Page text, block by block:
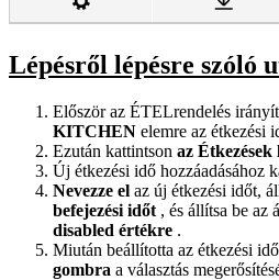
Lépésről lépésre szóló
Először az ÉTELrendelés
KITCHEN elemre az étkezési
Ezután kattintson az Étkezések
Új étkezési idő hozzáadásához
Nevezze el az új étkezési időt,
befejezési időt , és állítsa be az
disabled értékre .
Miután beállította az étkezési
gombra a választás